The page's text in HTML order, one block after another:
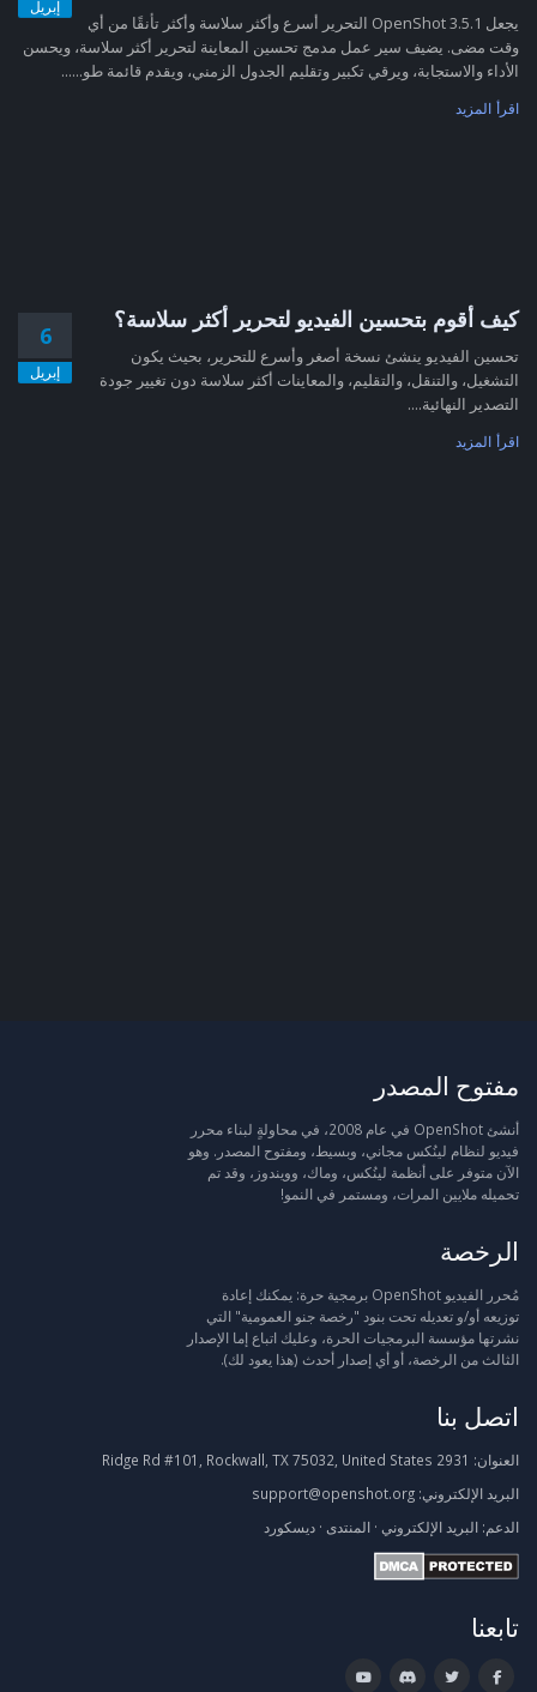
إبريل
يجعل OpenShot 3.5.1 التحرير أسرع وأكثر سلاسة وأكثر تأنقًا من أي
وقت مضى. يضيف سير عمل مدمج تحسين المعاينة لتحرير أكثر سلاسة، ويحسن
الأداء والاستجابة، ويرقي تكبير وتقليم الجدول الزمني، ويقدم قائمة طو......
اقرأ المزيد
6
إبريل
كيف أقوم بتحسين الفيديو لتحرير أكثر سلاسة؟
تحسين الفيديو ينشئ نسخة أصغر وأسرع للتحرير، بحيث يكون
التشغيل، والتنقل، والتقليم، والمعاينات أكثر سلاسة دون تغيير جودة
التصدير النهائية....
اقرأ المزيد
مفتوح المصدر
أنشئ OpenShot في عام 2008، في محاولةٍ لبناء محرر
فيديو لنظام لينُكس مجاني، وبسيط، ومفتوح المصدر. وهو
الآن متوفر على أنظمة لينُكس، وماك، وويندوز، وقد تم
تحميله ملايين المرات، ومستمر في النمو!
الرخصة
مُحرر الفيديو OpenShot برمجية حرة: يمكنك إعادة
توزيعه أو/و تعديله تحت بنود "رخصة جنو العمومية" التي
نشرتها مؤسسة البرمجيات الحرة، وعليك اتباع إما الإصدار
الثالث من الرخصة، أو أي إصدار أحدث (هذا يعود لك).
اتصل بنا
العنوان:
البريد الإلكتروني: support@openshot.org
الدعم: البريد الإلكتروني · المنتدى · ديسكورد
تابعنا